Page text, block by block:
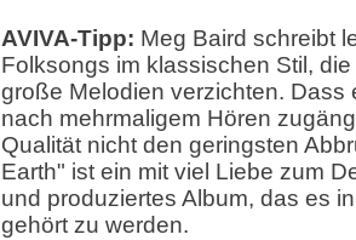
AVIVA-Tipp: Meg Baird schreibt
Folksongs im klassischen Stil,
große Melodien verzichten. Dass
nach mehrmaligem Hören
Qualität nicht den geringsten
Earth" ist ein mit viel Liebe zum
und produziertes Album, das es
gehört zu werden.